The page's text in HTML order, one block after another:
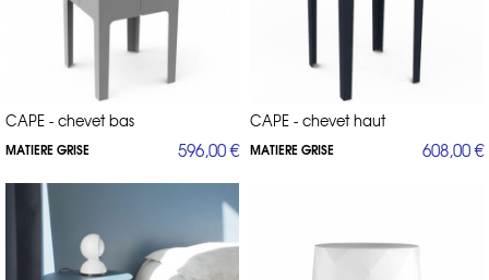
CAPE - chevet bas
MATIERE GRISE 596,00 €
CAPE - chevet haut
MATIERE GRISE 608,00 €